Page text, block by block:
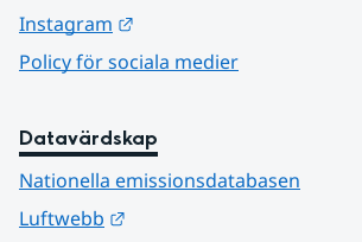
Instagram
Policy för sociala medier
Datavärdskap
Nationella emissionsdatabasen
Luftwebb